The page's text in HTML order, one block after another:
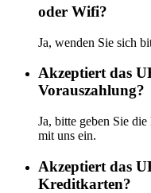
oder Wifi?
Ja, wenden Sie sich
Akzeptiert das
Vorauszahlung?
Ja, bitte geben Sie
mit uns ein.
Akzeptiert das
Kreditkarten?